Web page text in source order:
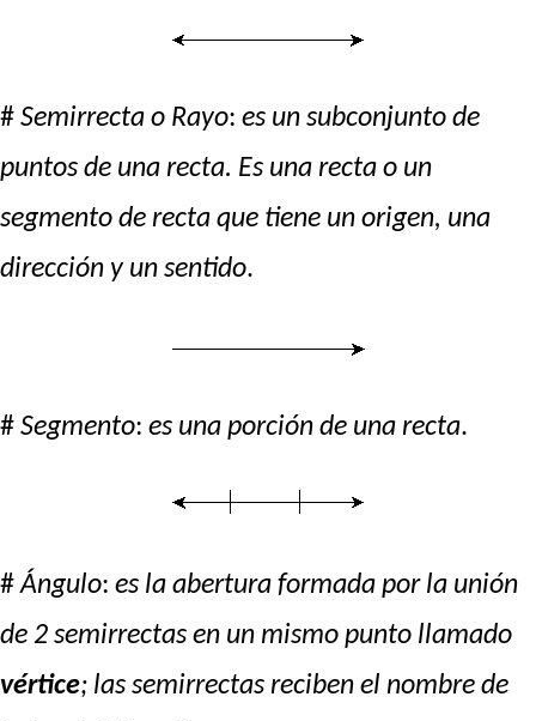
# Semirrecta o Rayo: es un subconjunto de
puntos de una recta. Es una recta o un
segmento de recta que tiene un origen, una
dirección y un sentido.
# Segmento: es una porción de una recta.
#Ángulo: es la abertura formada por la unión
de 2 semirrectas en un mismo punto llamado
vértice; las semirrectas reciben el nombre de